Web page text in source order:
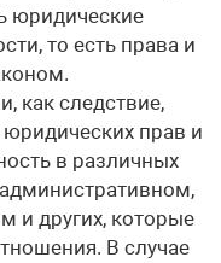
юридические
то есть права и
как следствие,
прав и
в различных
и других, которые
В случае